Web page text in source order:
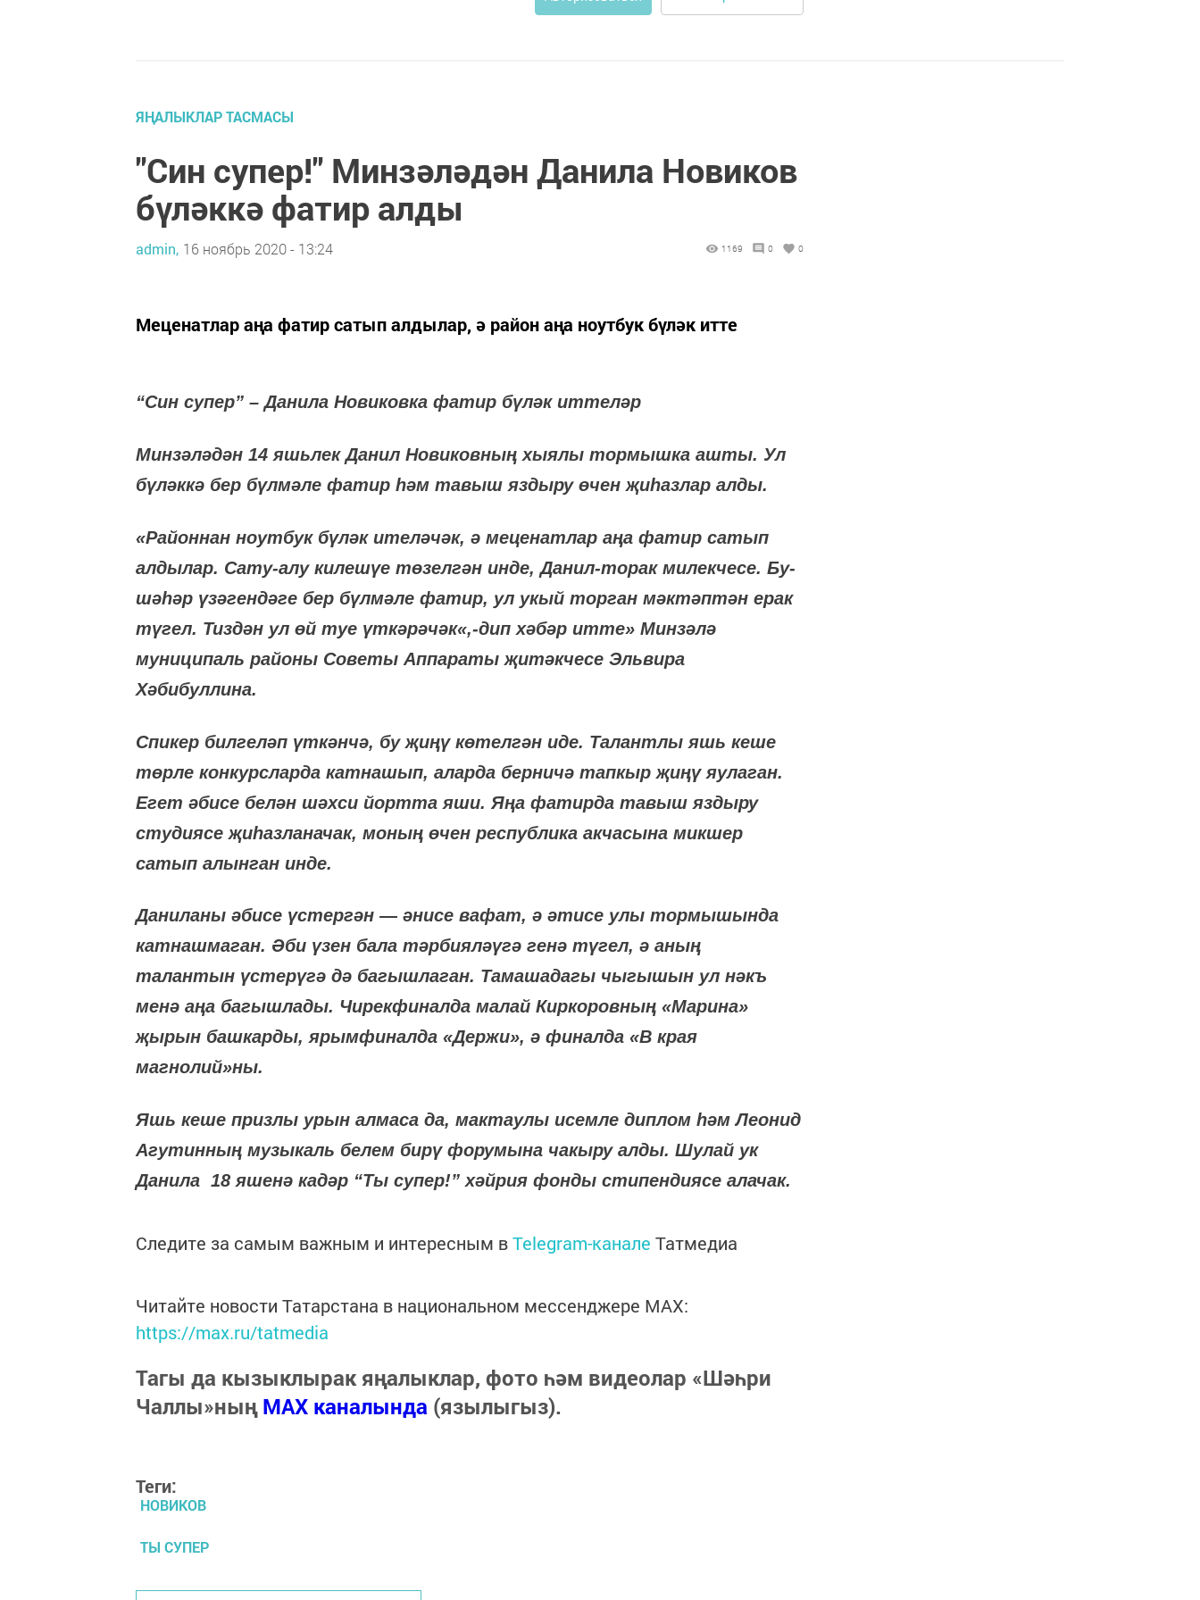
ЯҢАЛЫКЛАР ТАСМАСЫ
"Син супер!" Минзәләдән Данила Новиков
бүләккә фатир алды
admin, 16 ноябрь 2020 - 13:24 1169 0 0
Меценатлар аңа фатир сатып алдылар, ә район аңа ноутбук бүләк итте
“Син супер” – Данила Новиковка фатир бүләк иттеләр
Минзәләдән 14 яшьлек Данил Новиковның хыялы тормышка ашты. Ул
бүләккә бер бүлмәле фатир һәм тавыш яздыру өчен җиһазлар алды.
«Районнан ноутбук бүләк ителәчәк, ә меценатлар аңа фатир сатып
алдылар. Сату-алу килешүе төзелгән инде, Данил-торак милекчесе. Бу-
шәһәр үзәгендәге бер бүлмәле фатир, ул укый торган мәктәптән ерак
түгел. Тиздән ул өй туе үткәрәчәк«,-дип хәбәр итте» Минзәлә
муниципаль районы Советы Аппараты җитәкчесе Эльвира
Хәбибуллина.
Спикер билгеләп үткәнчә, бу җиңү көтелгән иде. Талантлы яшь кеше
төрле конкурсларда катнашып, аларда берничә тапкыр җиңү яулаган.
Егет әбисе белән шәхси йортта яши. Яңа фатирда тавыш яздыру
студиясе җиһазланачак, моның өчен республика акчасына микшер
сатып алынган инде.
Даниланы әбисе үстергән — әнисе вафат, ә әтисе улы тормышында
катнашмаган. Әби үзен бала тәрбияләүгә генә түгел, ә аның
талантын үстерүгә дә багышлаган. Тамашадагы чыгышын ул нәкъ
менә аңа багышлады. Чирекфиналда малай Киркоровның «Марина»
җырын башкарды, ярымфиналда «Держи», ә финалда «В края
магнолий»ны.
Яшь кеше призлы урын алмаса да, мактаулы исемле диплом һәм Леонид
Агутинның музыкаль белем бирү форумына чакыру алды. Шулай ук
Данила 18 яшенә кадәр “Ты супер!” хәйрия фонды стипендиясе алачак.
Следите за самым важным и интересным вTelegram-канале Татмедиа
Читайте новости Татарстана в национальном мессенджере MАХ:
https://max.ru/tatmedia
Тагы да кызыклырак яңалыклар, фото һәм видеолар «Шәһри
Чаллы»ныңMAX каналында (язылыгыз).
Теги:
НОВИКОВ
ТЫ СУПЕР